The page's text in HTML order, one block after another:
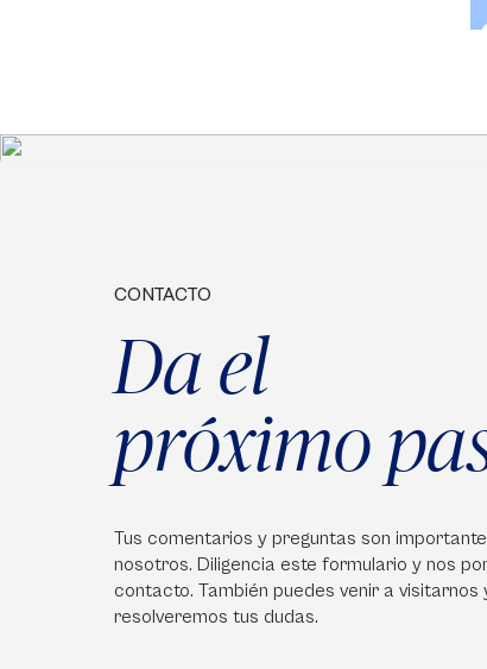
CONTACTO
Da el
próximo
Tus comentarios y preguntas son
nosotros. Diligencia este formulario y nos
contacto. También puedes venir a visitarnos
resolveremos tus dudas.